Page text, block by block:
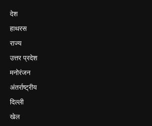
देश
हाथरस
राज्य
उत्तर प्रदेश
मनोरंजन
अंतर्राष्ट्रीय
दिल्ली
खेल